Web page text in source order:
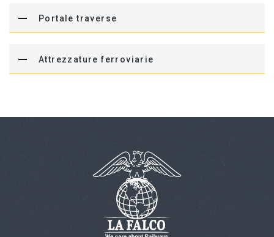
Portale traverse
Attrezzature ferroviarie